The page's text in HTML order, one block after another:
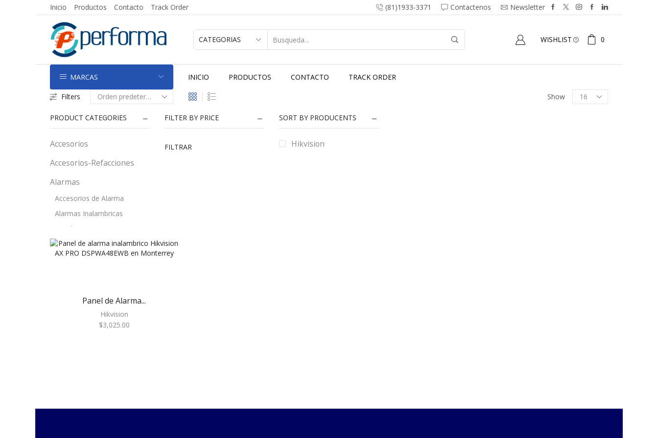
Inicio Productos Contacto Track Order (81)1933-3371 Contactenos Newsletter
WISHLIST 0
MARCAS INICIO PRODUCTOS CONTACTO TRACK ORDER
Filters Show
PRODUCT CATEGORIES
Accesorios
Accesorios-Refacciones
Alarmas
Accesorios de Alarma
Alarmas Inalambricas
Paneles
Audio
Intrusión
Botones de Pánico
FILTER BY PRICE
FILTRAR
SORT BY PRODUCENTS
Hikvision
Panel de Alarma...
Hikvision
$3,025.00